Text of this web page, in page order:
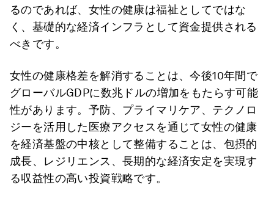
るのであれば、女性の健康は福祉としてではな
く、基礎的な経済インフラとして資金提供される
べきです。
女性の健康格差を解消することは、今後10年間で
グローバルGDPに数兆ドルの増加をもたらす可能
性があります。予防、プライマリケア、テクノロ
ジーを活用した医療アクセスを通じて女性の健康
を経済基盤の中核として整備することは、包摂的
成長、レジリエンス、長期的な経済安定を実現す
る収益性の高い投資戦略です。